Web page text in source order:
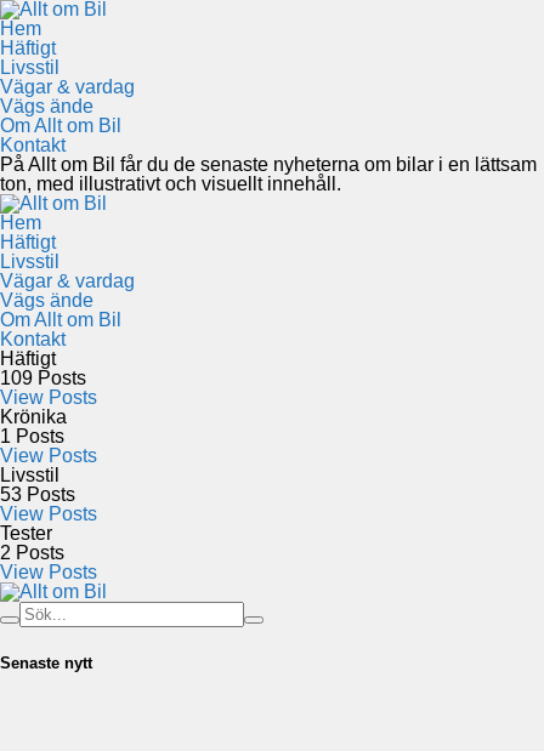
Hem
Häftigt
Livsstil
Vägar & vardag
Vägs ände
Om Allt om Bil
Kontakt
På Allt om Bil får du de senaste nyheterna om bilar i en lättsam
ton, med illustrativt och visuellt innehåll.
Hem
Häftigt
Livsstil
Vägar & vardag
Vägs ände
Om Allt om Bil
Kontakt
Häftigt
109 Posts
View Posts
Krönika
1 Posts
View Posts
Livsstil
53 Posts
View Posts
Tester
2 Posts
View Posts
Senaste nytt